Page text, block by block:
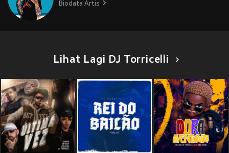
Biodata Artis
Lihat Lagi DJ Torricelli